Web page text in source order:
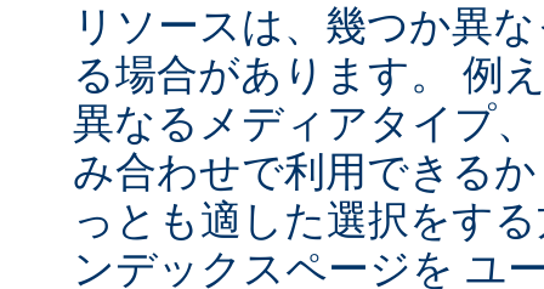
リソースは、幾つか異
る場合があります。 例
異なるメディアタイプ
み合わせで利用できる
っとも適した選択をす
ンデックスページを ユ